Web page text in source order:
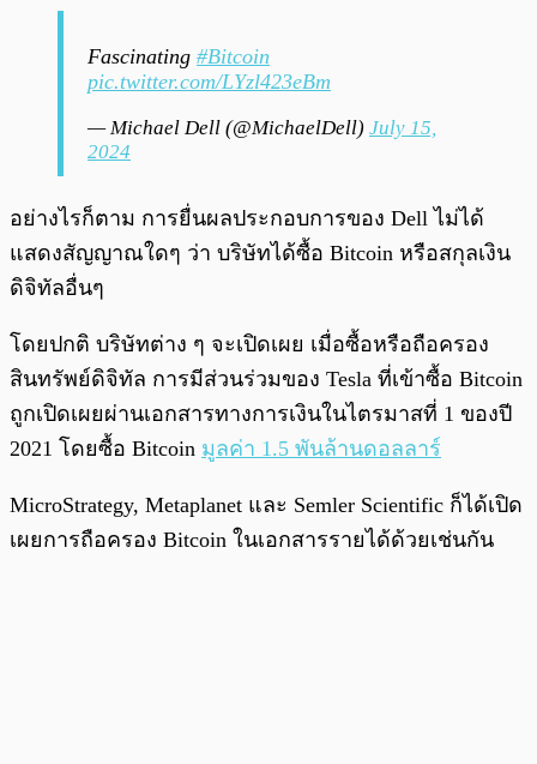
Fascinating #Bitcoin
pic.twitter.com/LYzl423eBm
— Michael Dell (@MichaelDell) July 15,
2024
อย่างไรก็ตาม การยื่นผลประกอบการของ Dell ไม่ได้
แสดงสัญญาณใดๆ ว่า บริษัทได้ซื้อ Bitcoin หรือสกุลเงิน
ดิจิทัลอื่นๆ
โดยปกติ บริษัทต่าง ๆ จะเปิดเผย เมื่อซื้อหรือถือครอง
สินทรัพย์ดิจิทัล การมีส่วนร่วมของ Tesla ที่เข้าซื้อ Bitcoin
ถูกเปิดเผยผ่านเอกสารทางการเงินในไตรมาสที่ 1 ของปี
2021 โดยซื้อ Bitcoin มูลค่า 1.5 พันล้านดอลลาร์
MicroStrategy, Metaplanet และ Semler Scientific ก็ได้เปิด
เผยการถือครอง Bitcoin ในเอกสารรายได้ด้วยเช่นกัน